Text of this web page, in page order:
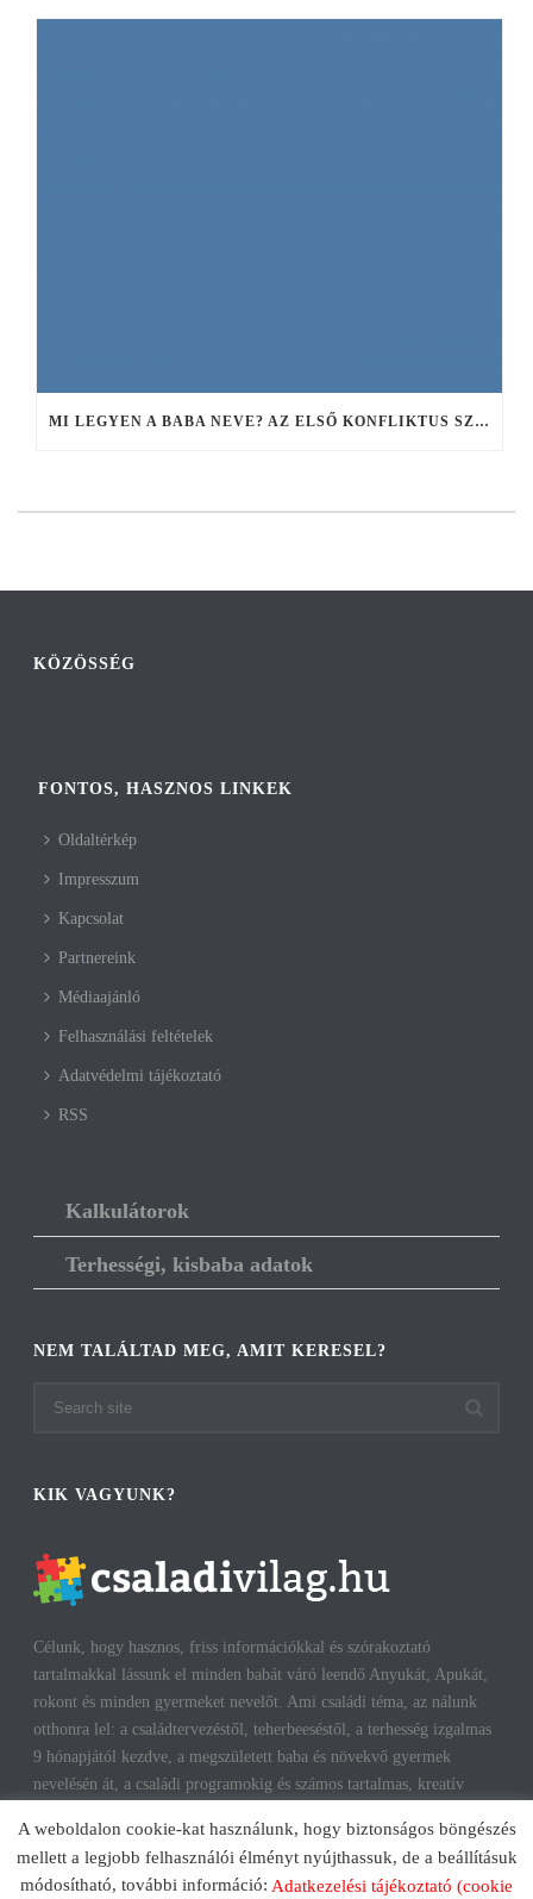
MI LEGYEN A BABA NEVE? AZ ELSŐ KONFLIKTUS SZÜLŐKÉNT
KÖZÖSSÉG
FONTOS, HASZNOS LINKEK
Oldaltérkép
Impresszum
Kapcsolat
Partnereink
Médiaajánló
Felhasználási feltételek
Adatvédelmi tájékoztató
RSS
Kalkulátorok
Terhességi, kisbaba adatok
NEM TALÁLTAD MEG, AMIT KERESEL?
KIK VAGYUNK?
Célunk, hogy hasznos, friss információkkal és szórakoztató
tartalmakkal lássunk el minden babát váró leendő Anyukát, Apukát,
rokont és minden gyermeket nevelőt. Ami családi téma, az nálunk
otthonra lel: a családtervezéstől, teherbeeséstől, a terhesség izgalmas
9 hónapjától kezdve, a megszületett baba és növekvő gyermek
nevelésén át, a családi programokig és számos tartalmas, kreatív
gyermekkorhoz, gyerekeink testi és lelki egészségéhez az út többek
között a szülők megfelelő attitűdje, kíváncsisága, jól informáltsága
mentén vezet. Reméljük, mi is segítünk ezen az úton!
A weboldalon cookie-kat használunk, hogy biztonságos böngészés
mellett a legjobb felhasználói élményt nyújthassuk, de a beállításuk
módosítható, további információ: Adatkezelési tájékoztató (cookie